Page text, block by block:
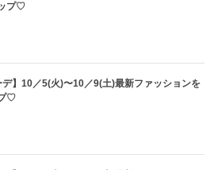
プ♡
デ】10／5(火)〜10／9(土)最新ファッションを
♡